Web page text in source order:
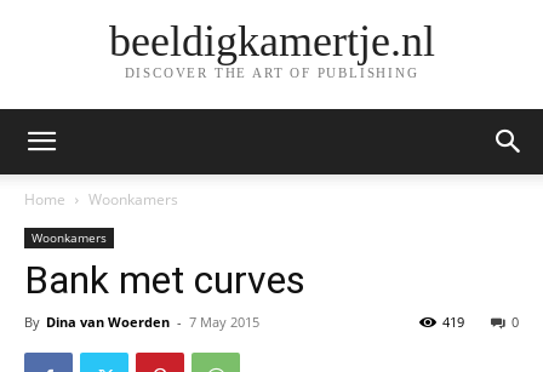
beeldigkamertje.nl
DISCOVER THE ART OF PUBLISHING
Home Woonkamers
Woonkamers
Bank met curves
By Dina van Woerden - 7 May 2015 0
419